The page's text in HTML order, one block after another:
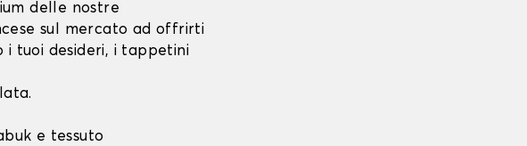
delle nostre
sul mercato ad offrirti
tuoi desideri, i tappetini
e tessuto